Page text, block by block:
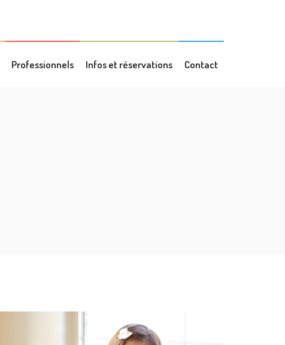
Professionnels Infos et réservations Contact